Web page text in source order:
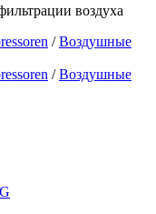
воздуха
/Воздушные
/Воздушные